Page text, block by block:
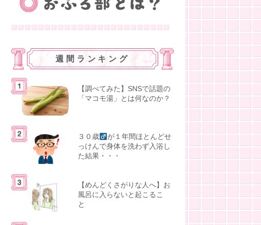
週間ランキング
【調べてみた】SNSで話題の
「マコモ湯」とは何なのか？
３０歳
が１年間ほとんどせ
っけんで身体を洗わず入浴し
た結果・・・
【めんどくさがりな人へ】お
風呂に入らないと起こるこ
と